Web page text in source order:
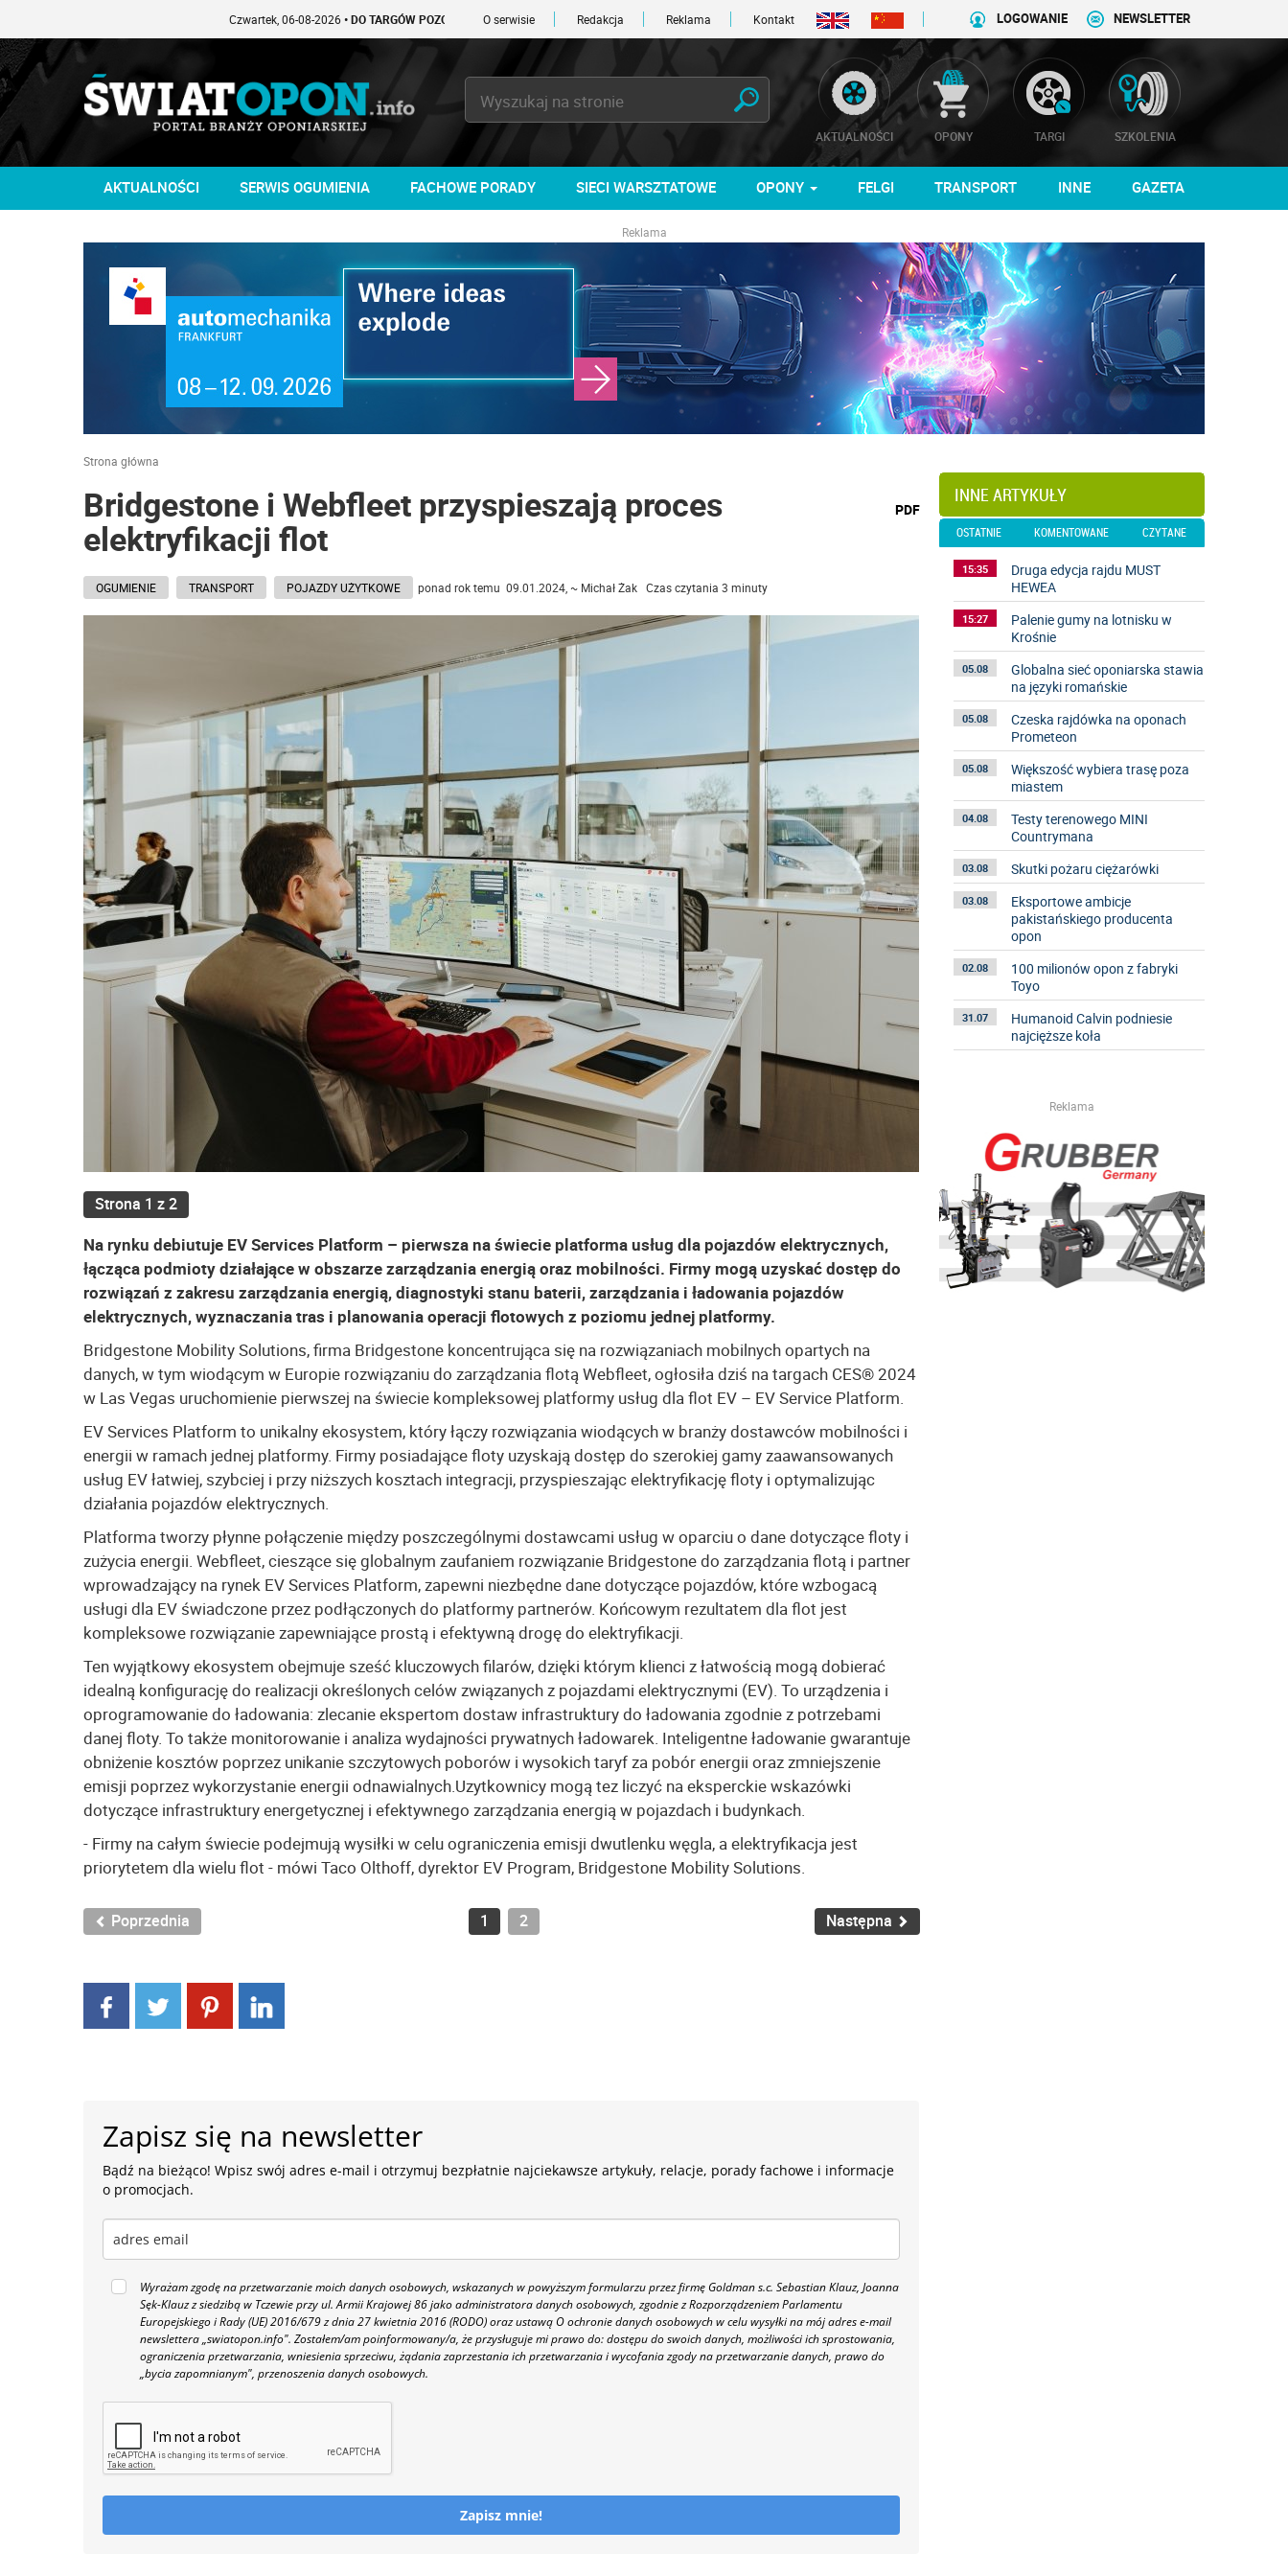
Czwartek, 06-08-2026• DO TARGÓW POZOSTAŁO -1 DNI O serwisie Redakcja Reklama Kontakt NEWSLETTER
LOGOWANIE
AKTUALNOŚCI OPONY TARGI SZKOLENIA
AKTUALNOŚCI SERWIS OGUMIENIA FACHOWE PORADY SIECI WARSZTATOWE OPONY FELGI TRANSPORT INNE GAZETA
Reklama
Strona główna
Bridgestone i Webfleet przyspieszają proces
elektryfikacji flot
wydrukuj
podstronę
PDF
OGUMIENIE TRANSPORT POJAZDY UŻYTKOWE ponad rok temu 09.01.2024, ~ Michał Żak Czas czytania 3 minuty
Strona 1 z 2
Na rynku debiutuje EV Services Platform – pierwsza na świecie platforma usług dla pojazdów elektrycznych,
łącząca podmioty działające w obszarze zarządzania energią oraz mobilności. Firmy mogą uzyskać dostęp do
rozwiązań z zakresu zarządzania energią, diagnostyki stanu baterii, zarządzania i ładowania pojazdów
elektrycznych, wyznaczania tras i planowania operacji flotowych z poziomu jednej platformy.
Bridgestone Mobility Solutions, firma Bridgestone koncentrująca się na rozwiązaniach mobilnych opartych na
danych, w tym wiodącym w Europie rozwiązaniu do zarządzania flotą Webfleet, ogłosiła dziś na targach CES® 2024
w Las Vegas uruchomienie pierwszej na świecie kompleksowej platformy usług dla flot EV – EV Service Platform.
EV Services Platform to unikalny ekosystem, który łączy rozwiązania wiodących w branży dostawców mobilności i
energii w ramach jednej platformy. Firmy posiadające floty uzyskają dostęp do szerokiej gamy zaawansowanych
usług EV łatwiej, szybciej i przy niższych kosztach integracji, przyspieszając elektryfikację floty i optymalizując
działania pojazdów elektrycznych.
Platforma tworzy płynne połączenie między poszczególnymi dostawcami usług w oparciu o dane dotyczące floty i
zużycia energii. Webfleet, cieszące się globalnym zaufaniem rozwiązanie Bridgestone do zarządzania flotą i partner
wprowadzający na rynek EV Services Platform, zapewni niezbędne dane dotyczące pojazdów, które wzbogacą
usługi dla EV świadczone przez podłączonych do platformy partnerów. Końcowym rezultatem dla flot jest
kompleksowe rozwiązanie zapewniające prostą i efektywną drogę do elektryfikacji.
Ten wyjątkowy ekosystem obejmuje sześć kluczowych filarów, dzięki którym klienci z łatwością mogą dobierać
idealną konfigurację do realizacji określonych celów związanych z pojazdami elektrycznymi (EV). To urządzenia i
oprogramowanie do ładowania: zlecanie ekspertom dostaw infrastruktury do ładowania zgodnie z potrzebami
danej floty. To także monitorowanie i analiza wydajności prywatnych ładowarek. Inteligentne ładowanie gwarantuje
obniżenie kosztów poprzez unikanie szczytowych poborów i wysokich taryf za pobór energii oraz zmniejszenie
emisji poprzez wykorzystanie energii odnawialnych.Uzytkownicy mogą tez liczyć na eksperckie wskazówki
dotyczące infrastruktury energetycznej i efektywnego zarządzania energią w pojazdach i budynkach.
- Firmy na całym świecie podejmują wysiłki w celu ograniczenia emisji dwutlenku węgla, a elektryfikacja jest
priorytetem dla wielu flot - mówi Taco Olthoff, dyrektor EV Program, Bridgestone Mobility Solutions.
Poprzednia 1 2 Następna
Zapisz się na newsletter
Bądź na bieżąco! Wpisz swój adres e-mail i otrzymuj bezpłatnie najciekawsze artykuły, relacje, porady fachowe i informacje
o promocjach.
Wyrażam zgodę na przetwarzanie moich danych osobowych, wskazanych w powyższym formularzu przez firmę Goldman s.c. Sebastian Klauz, Joanna
Sęk-Klauz z siedzibą w Tczewie przy ul. Armii Krajowej 86 jako administratora danych osobowych, zgodnie z Rozporządzeniem Parlamentu
Europejskiego i Rady (UE) 2016/679 z dnia 27 kwietnia 2016 (RODO) oraz ustawą O ochronie danych osobowych w celu wysyłki na mój adres e-mail
newslettera „swiatopon.info". Zostałem/am poinformowany/a, że przysługuje mi prawo do: dostępu do swoich danych, możliwości ich sprostowania,
ograniczenia przetwarzania, wniesienia sprzeciwu, żądania zaprzestania ich przetwarzania i wycofania zgody na przetwarzanie danych, prawo do
„bycia zapomnianym", przenoszenia danych osobowych.
Zapisz mnie!
INNE ARTYKUŁY
OSTATNIE KOMENTOWANE CZYTANE
15:35
Druga edycja rajdu MUST
HEWEA
15:27
Palenie gumy na lotnisku w
Krośnie
05.08
Globalna sieć oponiarska stawia
na języki romańskie
05.08
Czeska rajdówka na oponach
Prometeon
05.08
Większość wybiera trasę poza
miastem
04.08
Testy terenowego MINI
Countrymana
03.08 Skutki pożaru ciężarówki
03.08
Eksportowe ambicje
pakistańskiego producenta
opon
02.08
100 milionów opon z fabryki
Toyo
31.07
Humanoid Calvin podniesie
najcięższe koła
Reklama